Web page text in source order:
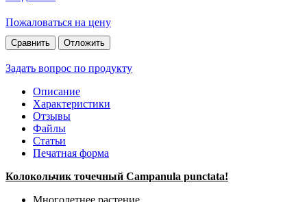
Пожаловаться на цену
Сравнить Отложить
Задать вопрос по продукту
Описание
Характеристики
Отзывы
Файлы
Статьи
Печатная форма
Колокольчик точечный Campanula punctata!
Многолетнее растение.